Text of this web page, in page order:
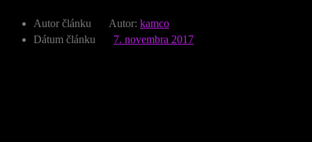
Autor článku Autor: kamco
Dátum článku
7. novembra 2017